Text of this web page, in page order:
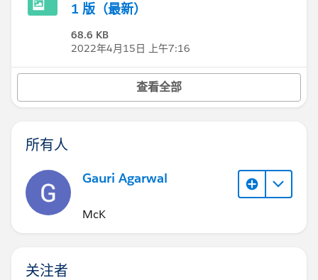
1 版（最新）
68.6 KB
2022年4月15日 上午7:16
查看全部
所有人
Gauri Agarwal
McK
关注者